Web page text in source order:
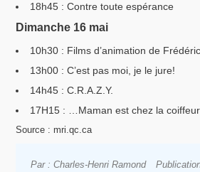
18h45 : Contre toute espérance
Dimanche 16 mai
10h30 : Films d’animation de
13h00 : C’est pas moi, je le jure!
14h45 : C.R.A.Z.Y.
17H15 : …Maman est chez la coiffeur
Source : mri.qc.ca
Par : Charles-Henri Ramond